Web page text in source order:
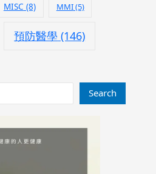
MISC (8) MMI(5)
預防醫學 (146)
Search